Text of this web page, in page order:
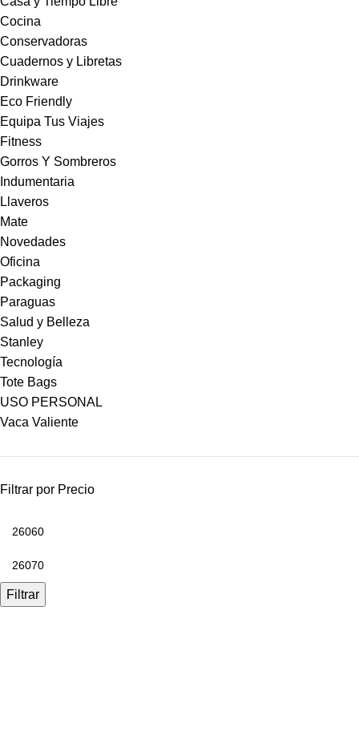
Cocina
Conservadoras
Cuadernos y Libretas
Drinkware
Eco Friendly
Equipa Tus Viajes
Fitness
Gorros Y Sombreros
Indumentaria
Llaveros
Mate
Novedades
Oficina
Packaging
Paraguas
Salud y Belleza
Stanley
Tecnología
Tote Bags
USO PERSONAL
Vaca Valiente
Filtrar por Precio
Filtrar